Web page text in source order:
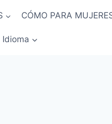
CÓMO PARA
Idioma